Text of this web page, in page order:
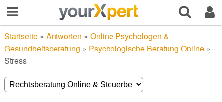
Startseite» Antworten » Online Psychologen &
Gesundheitsberatung » Psychologische Beratung Online»
Stress